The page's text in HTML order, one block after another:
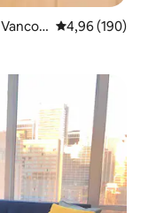
Scor mediu de
4,96 (190)
oaspeților